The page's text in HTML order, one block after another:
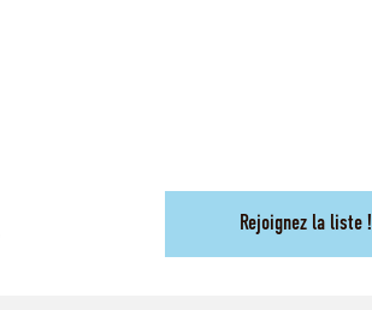
Rejoignez la liste !